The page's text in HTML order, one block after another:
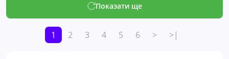
Показати ще
1 2 3 4 5 6 > >|